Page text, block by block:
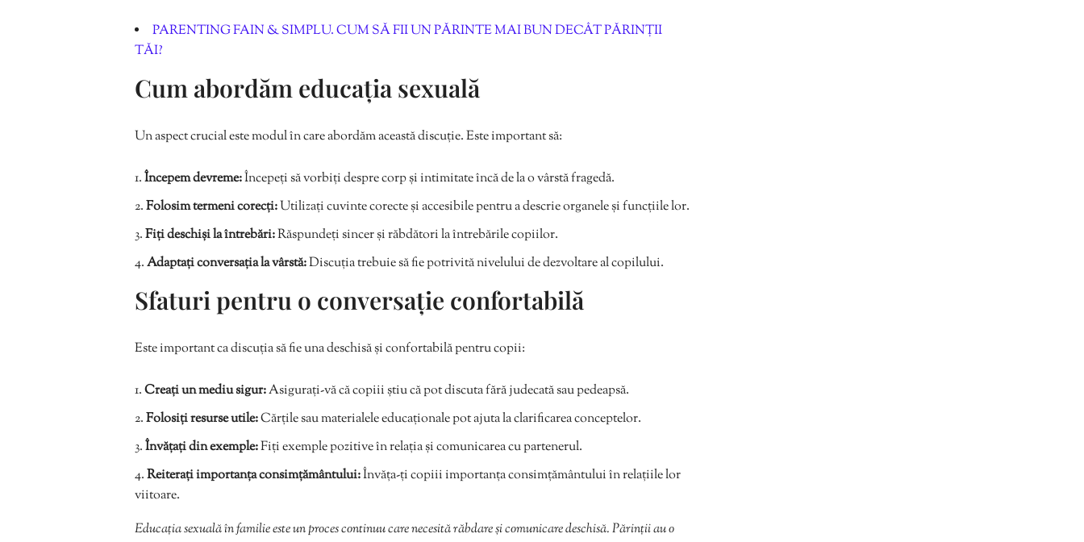
PARENTING FAIN & SIMPLU. CUM SĂ FII UN PĂRINTE MAI BUN DECÂT PĂRINȚII
TĂI?
Cum abordăm educația sexuală
Un aspect crucial este modul în care abordăm această discuție. Este important să:
Începem devreme:Începeți să vorbiți despre corp și intimitate încă de la o vârstă fragedă.
Folosim termeni corecți:Utilizați cuvinte corecte și accesibile pentru a descrie organele și funcțiile lor.
Fiți deschiși la întrebări:Răspundeți sincer și răbdători la întrebările copiilor.
Adaptați conversația la vârstă:Discuția trebuie să fie potrivită nivelului de dezvoltare al copilului.
Sfaturi pentru o conversație confortabilă
Este important ca discuția să fie una deschisă și confortabilă pentru copii:
Creați un mediu sigur:Asigurați-vă că copiii știu că pot discuta fără judecată sau pedeapsă.
Folosiți resurse utile:Cărțile sau materialele educaționale pot ajuta la clarificarea conceptelor.
Învățați din exemple:Fiți exemple pozitive în relația și comunicarea cu partenerul.
Reiterați importanța consimțământului:Învăța-ți copiii importanța consimțământului în relațiile lor
viitoare.
Educația sexuală în familie este un proces continuu care necesită răbdare și comunicare deschisă. Părinții au o